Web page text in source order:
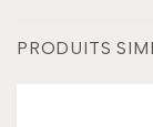
PRODUITS